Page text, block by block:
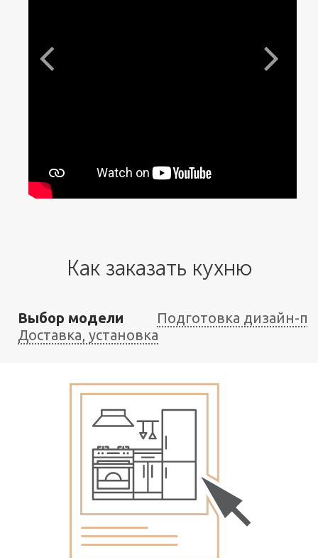
Как заказать кухню
Выбор модели
Подготовка дизайн-
Доставка, установка